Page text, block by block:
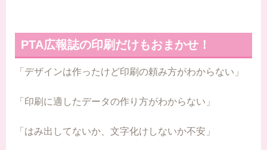
PTA広報誌の印刷だけもおまかせ！
「デザインは作ったけど印刷の頼み方がわからない」
「印刷に適したデータの作り方がわからない」
「はみ出してないか、文字化けしないか不安」